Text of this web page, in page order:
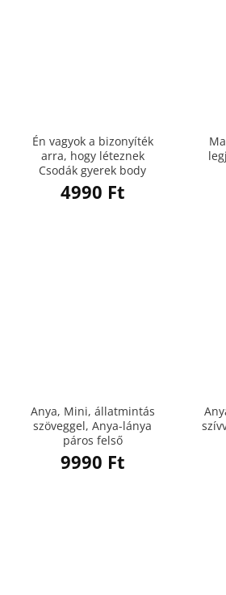
Én vagyok a bizonyíték
arra, hogy léteznek
Csodák gyerek body
4990 Ft
Anya, Mini, állatmintás
szöveggel, Anya-lánya
páros felső
9990 Ft